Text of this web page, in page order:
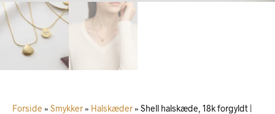
Forside » Smykker » Halskæder » Shell halskæde, 18k forgyldt |